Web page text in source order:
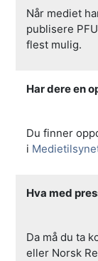
Når mediet
publisere
flest mulig.
Har dere en
Du finner
i
Hva med
Da må du ta
eller Norsk